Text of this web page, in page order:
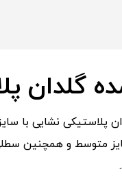
گلدان
پلاستیکی نشایی با
متوسط و همچنین